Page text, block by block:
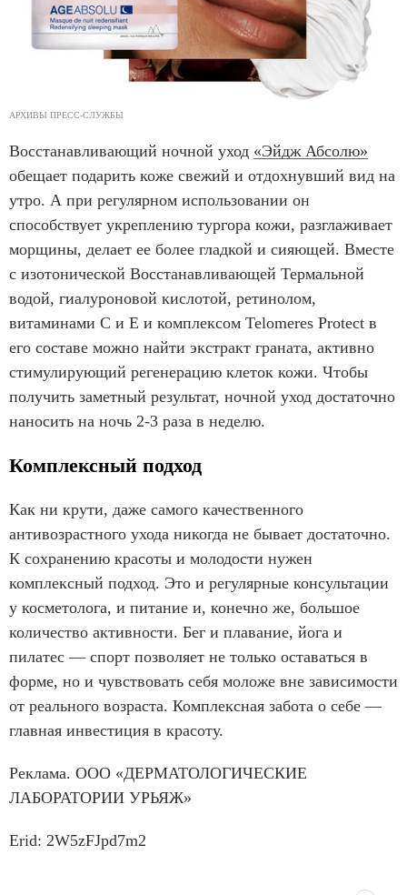
АРХИВЫ ПРЕСС-СЛУЖБЫ
Восстанавливающий ночной уход «Эйдж Абсолю»
обещает подарить коже свежий и отдохнувший вид на
утро. А при регулярном использовании он
способствует укреплению тургора кожи, разглаживает
морщины, делает ее более гладкой и сияющей. Вместе
с изотонической Восстанавливающей Термальной
водой, гиалуроновой кислотой, ретинолом,
витаминами С и Е и комплексом Telomeres Protect в
его составе можно найти экстракт граната, активно
стимулирующий регенерацию клеток кожи. Чтобы
получить заметный результат, ночной уход достаточно
наносить на ночь 2-3 раза в неделю.
Комплексный подход
Как ни крути, даже самого качественного
антивозрастного ухода никогда не бывает достаточно.
К сохранению красоты и молодости нужен
комплексный подход. Это и регулярные консультации
у косметолога, и питание и, конечно же, большое
количество активности. Бег и плавание, йога и
пилатес — спорт позволяет не только оставаться в
форме, но и чувствовать себя моложе вне зависимости
от реального возраста. Комплексная забота о себе —
главная инвестиция в красоту.
Реклама. ООО «ДЕРМАТОЛОГИЧЕСКИЕ
ЛАБОРАТОРИИ УРЬЯЖ»
Erid: 2W5zFJpd7m2